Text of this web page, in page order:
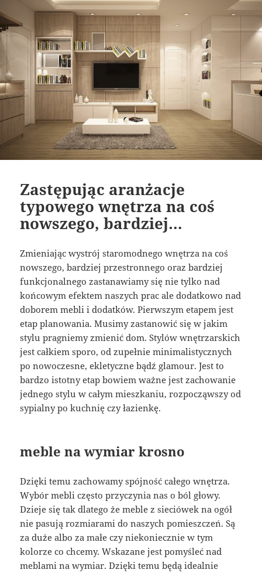
Zastępując aranżacje
typowego wnętrza na coś
nowszego, bardziej…
Zmieniając wystrój staromodnego wnętrza na coś
nowszego, bardziej przestronnego oraz bardziej
funkcjonalnego zastanawiamy się nie tylko nad
końcowym efektem naszych prac ale dodatkowo nad
doborem mebli i dodatków. Pierwszym etapem jest
etap planowania. Musimy zastanowić się w jakim
stylu pragniemy zmienić dom. Stylów wnętrzarskich
jest całkiem sporo, od zupełnie minimalistycznych
po nowoczesne, ekletyczne bądź glamour. Jest to
bardzo istotny etap bowiem ważne jest zachowanie
jednego stylu w całym mieszkaniu, rozpocząwszy od
sypialny po kuchnię czy łazienkę.
meble na wymiar krosno
Dzięki temu zachowamy spójność całego wnętrza.
Wybór mebli często przyczynia nas o ból głowy.
Dzieje się tak dlatego że meble z sieciówek na ogół
nie pasują rozmiarami do naszych pomieszczeń. Są
za duże albo za małe czy niekoniecznie w tym
kolorze co chcemy. Wskazane jest pomyśleć nad
meblami na wymiar. Dzięki temu będą idealnie